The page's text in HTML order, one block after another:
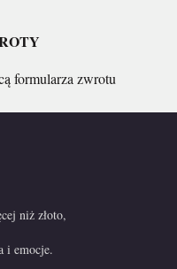
formularza zwrotu
niż złoto,
i emocje.